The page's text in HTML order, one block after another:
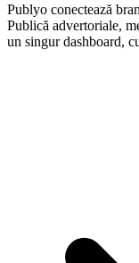
Publyo conectează
Publică advertoriale,
un singur dashboard,